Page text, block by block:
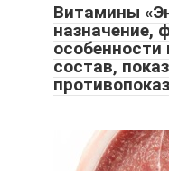
Витамины
назначение,
особенности
состав,